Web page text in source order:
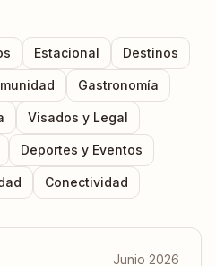
Estacional Destinos
Gastronomía
Visados y Legal
Deportes y Eventos
Conectividad
Junio 2026